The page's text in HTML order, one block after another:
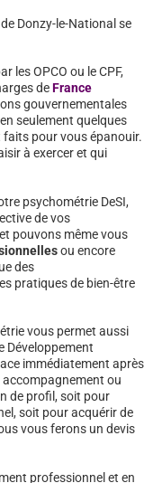
Donzy-le-National se
les OPCO ou le CPF,
deFrance
gouvernementales
seulement quelques
faits pour vous épanouir.
à exercer et qui
psychométrie DeSI,
de vos
pouvons même vous
ou encore
des
pratiques de bien-être
vous permet aussi
Développement
immédiatement après
accompagnement ou
de profil, soit pour
soit pour acquérir de
vous ferons un devis
professionnel et en